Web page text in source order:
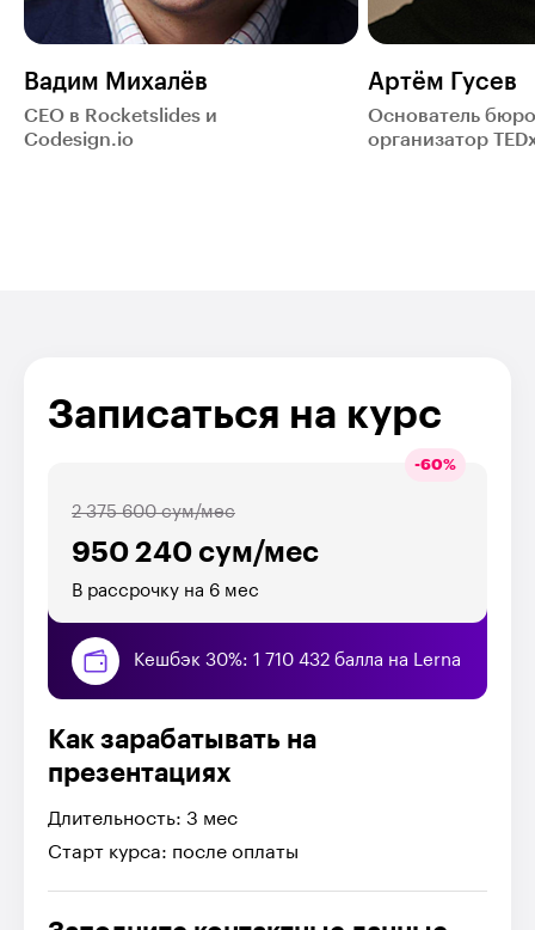
Вадим Михалёв
CEO в Rocketslides и
Codesign.io
Артём Гусев
Основатель бюро
организатор
Записаться на курс
-60%
950 240 сум/мес
2 375 600 сум/мес
В рассрочку на 6 мес
Кешбэк 30%: 1 710 432 балла на Lerna
Как зарабатывать на
презентациях
Длительность: 3 мес
Старт курса: после оплаты